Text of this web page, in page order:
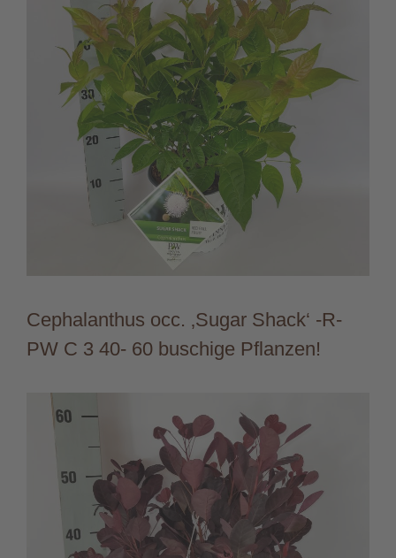
Cephalanthus occ. ‚Sugar Shack‘ -R-
PW C 3 40- 60 buschige Pflanzen!